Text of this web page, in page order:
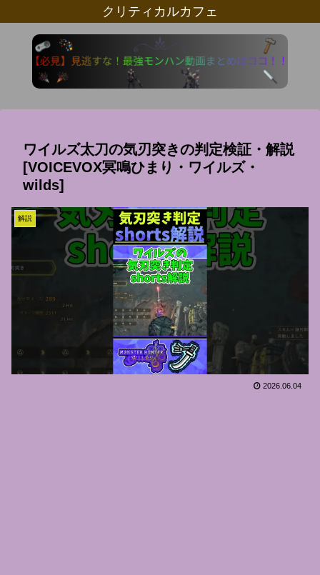
クリティカルカフェ
ワイルズ太刀の気刃突きの判定検証・解説
[VOICEVOX冥鳴ひまり・ワイルズ・
wilds]
解説
2026.06.04